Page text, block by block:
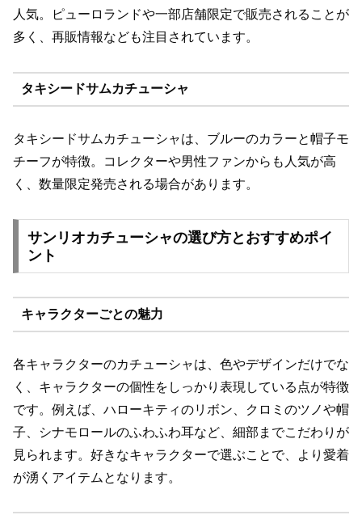
人気。ピューロランドや一部店舗限定で販売されることが
多く、再販情報なども注目されています。
タキシードサムカチューシャ
タキシードサムカチューシャは、ブルーのカラーと帽子モ
チーフが特徴。コレクターや男性ファンからも人気が高
く、数量限定発売される場合があります。
サンリオカチューシャの選び方とおすすめポイ
ント
キャラクターごとの魅力
各キャラクターのカチューシャは、色やデザインだけでな
く、キャラクターの個性をしっかり表現している点が特徴
です。例えば、ハローキティのリボン、クロミのツノや帽
子、シナモロールのふわふわ耳など、細部までこだわりが
見られます。好きなキャラクターで選ぶことで、より愛着
が湧くアイテムとなります。